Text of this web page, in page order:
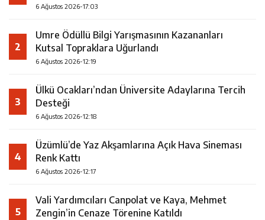
6 Ağustos 2026-17:03
2
Umre Ödüllü Bilgi Yarışmasının Kazananları
Kutsal Topraklara Uğurlandı
6 Ağustos 2026-12:19
3
Ülkü Ocakları’ndan Üniversite Adaylarına Tercih
Desteği
6 Ağustos 2026-12:18
4
Üzümlü’de Yaz Akşamlarına Açık Hava Sineması
Renk Kattı
6 Ağustos 2026-12:17
5
Vali Yardımcıları Canpolat ve Kaya, Mehmet
Zengin’in Cenaze Törenine Katıldı